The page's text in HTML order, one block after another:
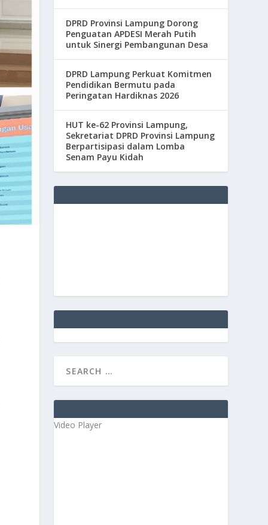
DPRD Provinsi Lampung Dorong
Penguatan APDESI Merah Putih
untuk Sinergi Pembangunan Desa
DPRD Lampung Perkuat Komitmen
Pendidikan Bermutu pada
Peringatan Hardiknas 2026
HUT ke-62 Provinsi Lampung,
Sekretariat DPRD Provinsi Lampung
Berpartisipasi dalam Lomba
Senam Payu Kidah
Video Player